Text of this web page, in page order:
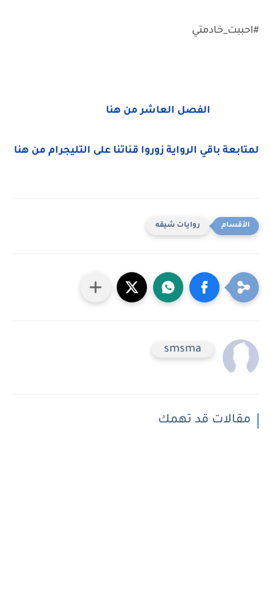
#احببت_خادمتي
الفصل العاشر من هنا
لمتابعة باقي الرواية زوروا قناتنا على التليجرام من هنا
روايات شيقه
smsma
مقالات قد تهمك